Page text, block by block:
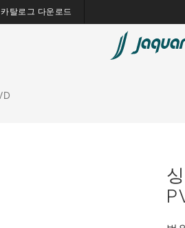
탈로그 다운로드